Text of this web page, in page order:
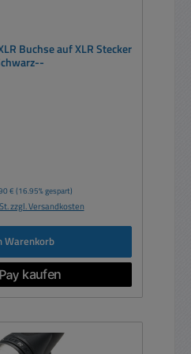
Buchse auf XLR Stecker
Preis:
€ (16.95% gespart)
zzgl. Versandkosten
Warenkorb